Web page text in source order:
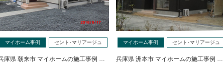
マイホーム事例 セント･マリアージュ
庫県 朝来市 マイホームの施工事例 …
マイホーム事例 セント･マリアージュ
兵庫県 洲本市 マイホームの施工事例 …